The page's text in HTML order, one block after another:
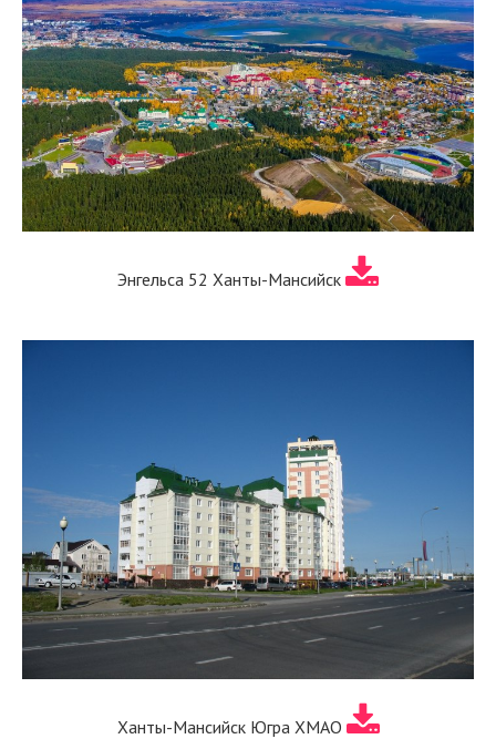
Энгельса 52 Ханты-Мансийск
Ханты-Мансийск Югра ХМАО